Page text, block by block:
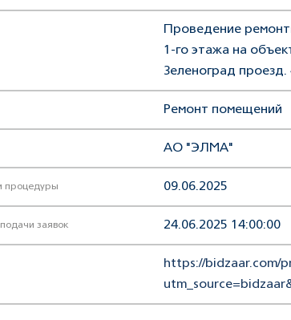
Проведение
1-го этажа на
Зеленоград
Ремонт помещений
АО "ЭЛМА"
процедуры 09.06.2025
заявок 24.06.2025 14:00:00
https://bidzaar.com/